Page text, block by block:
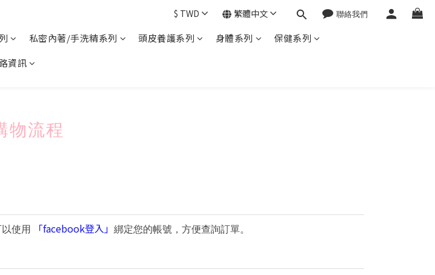
私密內著/手洗精系列 頭皮養護系列 身體系列
保健系列
資訊
$ TWD 繁體中文
物流程
使用 「facebook登入」 綁定您的帳號，方便查詢訂單。